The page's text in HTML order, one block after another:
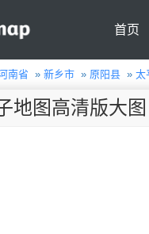
首页
南省 » 新乡市» 原阳县» 太
地图高清版大图